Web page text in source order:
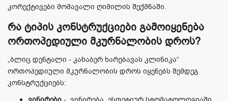
კორექტივები მომავალი ღიმილის შექმნაში.
რა ტიპის კონსტრუქციები გამოიყენება
ორთოპედიული მკურნალობის დროს?
„ბლიც დენტალი - კახაბერ ხარებავას კლინიკა“
ორთოპედიული მკურნალობის დროს იყენებს შემდეგ
კონსტრუქციებს: